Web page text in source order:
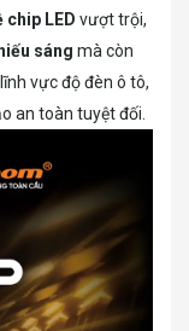
chip LED vượt trội,
sáng mà còn
vực độ đèn ô tô,
an toàn tuyệt đối.